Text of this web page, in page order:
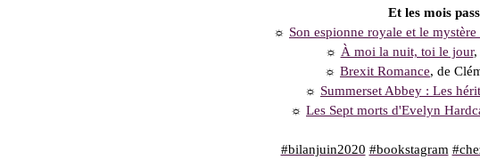
Et les mois
☼ Son espionne royale et le
☼ À moi la nuit, toi le jour,
☼ Brexit Romance, de
☼ Summerset Abbey : Les
☼ Les Sept morts d'Evelyn
#bilanjuin2020 #bookstagram